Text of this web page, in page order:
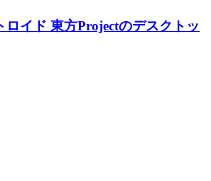
ロイド 東方Projectのデスクトッ